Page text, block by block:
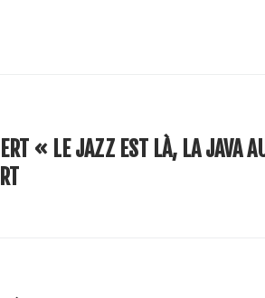
« LE JAZZ EST LÀ, LA